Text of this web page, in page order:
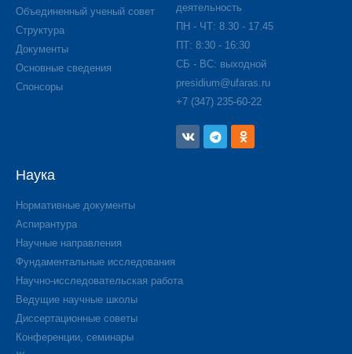
Объединенный ученый совет
Структура
Документы
Основные сведения
Спонсоры
деятельность
ПН - ЧТ: 8.30 - 17.45
ПТ: 8:30 - 16:30
СБ - ВС: выходной
presidium@ufaras.ru
+7 (347) 235-60-22
Наука
Нормативные документы
Аспирантура
Научные направления
Фундаментальные исследования
Научно-исследовательская работа
Ведущие научные школы
Диссертационные советы
Конференции, семинары